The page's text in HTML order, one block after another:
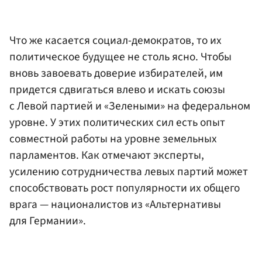
Что же касается социал-демократов, то их
политическое будущее не столь ясно. Чтобы
вновь завоевать доверие избирателей, им
придется сдвигаться влево и искать союзы
с Левой партией и «Зелеными» на федеральном
уровне. У этих политических сил есть опыт
совместной работы на уровне земельных
парламентов. Как отмечают эксперты,
усилению сотрудничества левых партий может
способствовать рост популярности их общего
врага — националистов из «Альтернативы
для Германии».